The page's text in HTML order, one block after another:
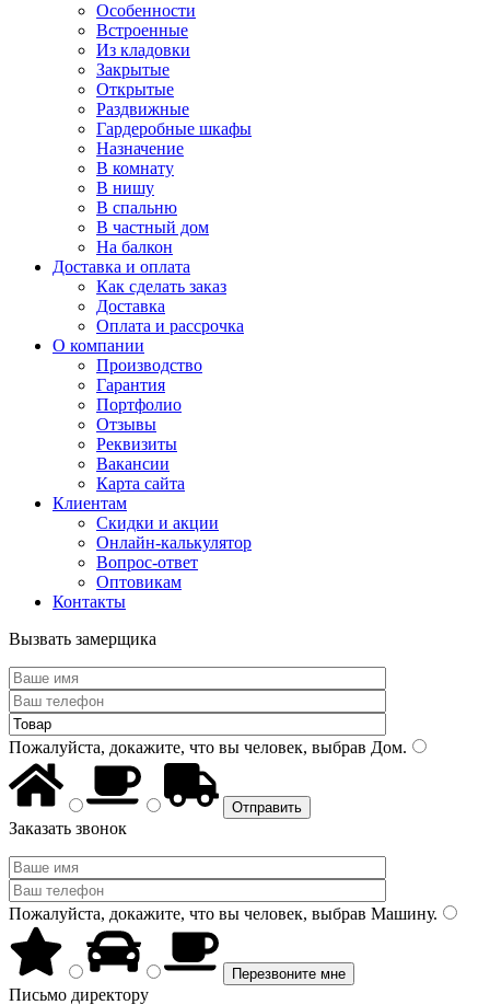
Особенности
Встроенные
Из кладовки
Закрытые
Открытые
Раздвижные
Гардеробные шкафы
Назначение
В комнату
В нишу
В спальню
В частный дом
На балкон
Доставка и оплата
Как сделать заказ
Доставка
Оплата и рассрочка
О компании
Производство
Гарантия
Портфолио
Отзывы
Реквизиты
Вакансии
Карта сайта
Клиентам
Скидки и акции
Онлайн-калькулятор
Вопрос-ответ
Оптовикам
Контакты
Вызвать замерщика
Пожалуйста, докажите, что вы человек, выбрав Дом.
Заказать звонок
Пожалуйста, докажите, что вы человек, выбрав Машину.
Письмо директору